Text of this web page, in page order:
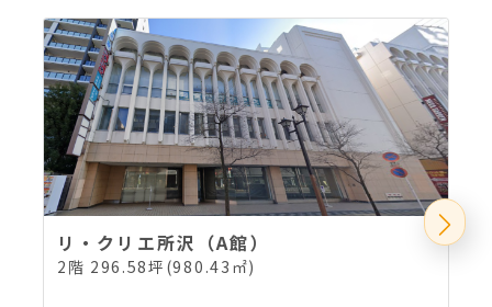
リ・クリエ所沢（A館）
2階 296.58坪(980.43㎡)